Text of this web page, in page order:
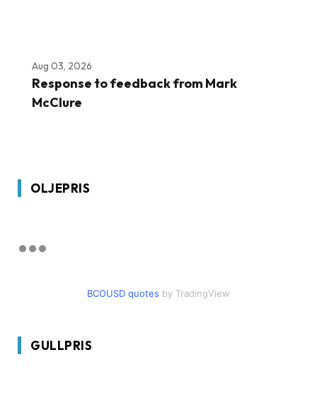
Aug 03, 2026
Response to feedback from Mark
McClure
OLJEPRIS
BCOUSD quotes by TradingView
GULLPRIS